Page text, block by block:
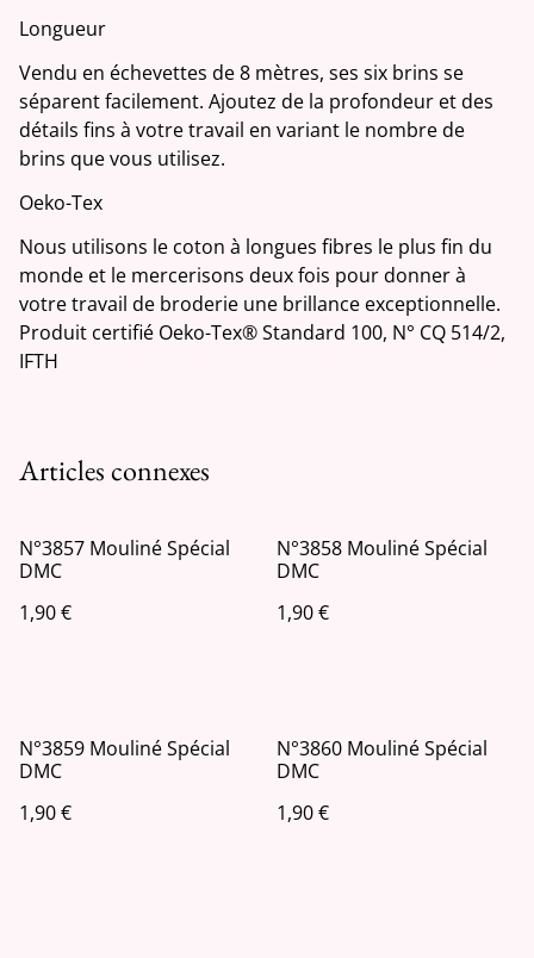
Longueur
Vendu en échevettes de 8 mètres, ses six brins se
séparent facilement. Ajoutez de la profondeur et des
détails fins à votre travail en variant le nombre de
brins que vous utilisez.
Oeko-Tex
Nous utilisons le coton à longues fibres le plus fin du
monde et le mercerisons deux fois pour donner à
votre travail de broderie une brillance exceptionnelle.
Produit certifié Oeko-Tex® Standard 100, N° CQ 514/2,
IFTH
Articles connexes
N°3857 Mouliné Spécial
DMC
1,90 €
N°3858 Mouliné Spécial
DMC
1,90 €
N°3859 Mouliné Spécial
DMC
1,90 €
N°3860 Mouliné Spécial
DMC
1,90 €